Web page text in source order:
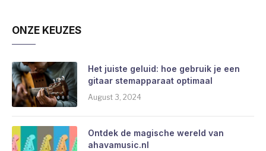
ONZE KEUZES
Het juiste geluid: hoe gebruik je een
gitaar stemapparaat optimaal
August 3, 2024
Ontdek de magische wereld van
ahavamusic.nl